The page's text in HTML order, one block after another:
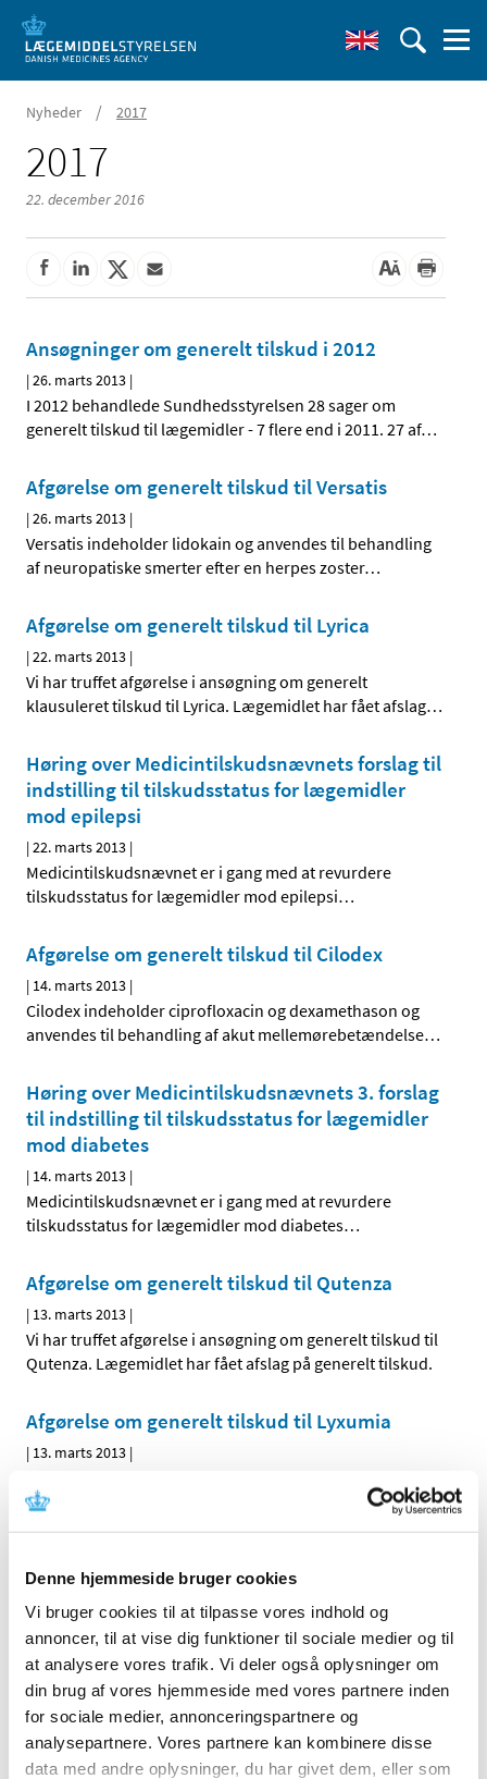
Denne hjemmeside bruger cookies
Vi bruger cookies til at tilpasse vores indhold og
annoncer, til at vise dig funktioner til sociale medier og til
at analysere vores trafik. Vi deler også oplysninger om
din brug af vores hjemmeside med vores partnere inden
for sociale medier, annonceringspartnere og
analysepartnere. Vores partnere kan kombinere disse
data med andre oplysninger, du har givet dem, eller som
Nyheder / 2017
2017
22. december 2016
Ansøgninger om generelt tilskud i 2012
|26. marts 2013 |
I 2012 behandlede Sundhedsstyrelsen 28 sager om
generelt tilskud til lægemidler - 7 flere end i 2011. 27 af…
Afgørelse om generelt tilskud til Versatis
|26. marts 2013 |
Versatis indeholder lidokain og anvendes til behandling
af neuropatiske smerter efter en herpes zoster…
Afgørelse om generelt tilskud til Lyrica
|22. marts 2013 |
Vi har truffet afgørelse i ansøgning om generelt
klausuleret tilskud til Lyrica. Lægemidlet har fået afslag…
Høring over Medicintilskuds­nævnets forslag til
indstilling til tilskudsstatus for lægemidler
mod epilepsi
|22. marts 2013 |
Medicintilskudsnævnet er i gang med at revurdere
tilskudsstatus for lægemidler mod epilepsi…
Afgørelse om generelt tilskud til Cilodex
| 14. marts 2013 |
Cilodex indeholder ciprofloxacin og dexamethason og
anvendes til behandling af akut mellemørebetændelse…
Høring over Medicintilskuds­nævnets 3. forslag
til indstilling til tilskudsstatus for lægemidler
mod diabetes
| 14. marts 2013 |
Medicintilskudsnævnet er i gang med at revurdere
tilskudsstatus for lægemidler mod diabetes…
Afgørelse om generelt tilskud til Qutenza
| 13. marts 2013 |
Vi har truffet afgørelse i ansøgning om generelt tilskud til
Qutenza. Lægemidlet har fået afslag på generelt tilskud.
Afgørelse om generelt tilskud til Lyxumia
| 13. marts 2013 |
Lyxumia. Lægemidlet har fået generelt tilskud.
12. marts 2013
Vi har truffet afgørelse i ansøgning om generelt tilskud til
Dymista. Lægemidlet har fået generelt tilskud. Dymista…
Høringssvar på Medicintilskuds­nævnets 2.
forslag til indstilling til tilskudsstatus for
lægemidler mod diabetes